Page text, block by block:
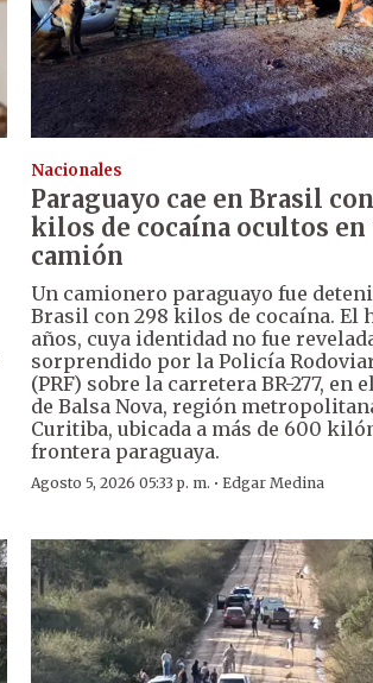
Nacionales
Paraguayo cae en Brasil
kilos de cocaína ocultos en
camión
Un camionero paraguayo fue
Brasil con 298 kilos de cocaína. El
años, cuya identidad no fue
sorprendido por la Policía
(PRF) sobre la carretera BR-277, en
de Balsa Nova, región
Curitiba, ubicada a más de 600
frontera paraguaya.
Agosto 5, 2026 05:33 p. m. · Edgar Medina